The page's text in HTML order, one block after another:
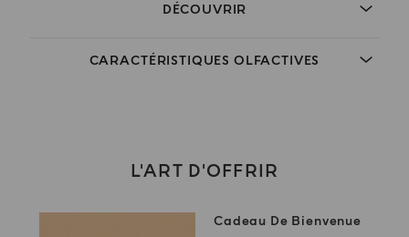
DÉCOUVRIR
CARACTÉRISTIQUES OLFACTIVES
L'ART D'OFFRIR
Cadeau De Bienvenue